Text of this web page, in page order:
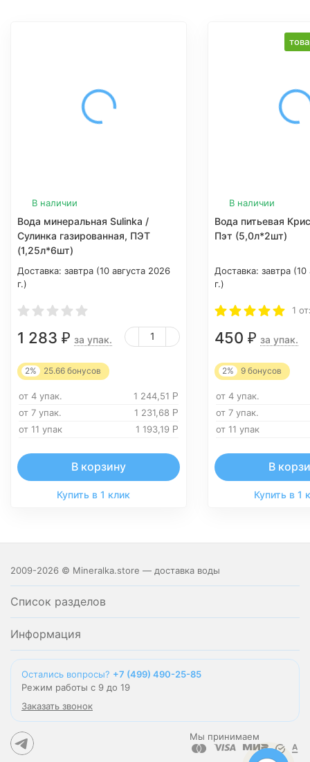
В наличии
Вода минеральная Sulinka /
Сулинка газированная, ПЭТ
(1,25л*6шт)
Доставка: завтра (10 августа 2026
г.)
1 283 ₽ за упак.
2% 25.66 бонусов
от 4 упак. 1 244,51 Р
от 7 упак. 1 231,68 Р
от 11 упак 1 193,19 Р
В корзину
Купить в 1 клик
В наличии
Вода питьевая
Пэт (5,0л*2шт)
Доставка: завтра (10
г.)
1
450 ₽ за упак.
2% 9 бонусов
от 4 упак.
от 7 упак.
от 11 упак
В
Купить в 1
2009-2026 © Mineralka.store — доставка воды
Список разделов
Информация
Остались вопросы? +7 (499) 490-25-85
Режим работы с 9 до 19
Заказать звонок
Мы принимаем